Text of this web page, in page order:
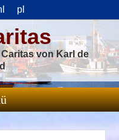
pl
von Karl de